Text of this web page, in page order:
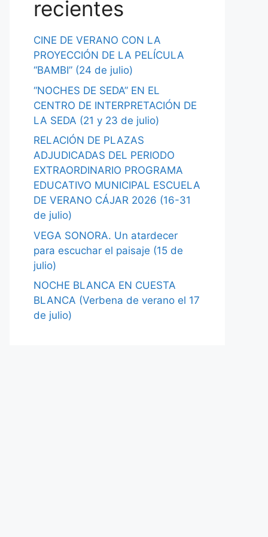
recientes
CINE DE VERANO CON LA
PROYECCIÓN DE LA PELÍCULA
“BAMBI” (24 de julio)
“NOCHES DE SEDA” EN EL
CENTRO DE INTERPRETACIÓN DE
LA SEDA (21 y 23 de julio)
RELACIÓN DE PLAZAS
ADJUDICADAS DEL PERIODO
EXTRAORDINARIO PROGRAMA
EDUCATIVO MUNICIPAL ESCUELA
DE VERANO CÁJAR 2026 (16-31
de julio)
VEGA SONORA. Un atardecer
para escuchar el paisaje (15 de
julio)
NOCHE BLANCA EN CUESTA
BLANCA (Verbena de verano el 17
de julio)